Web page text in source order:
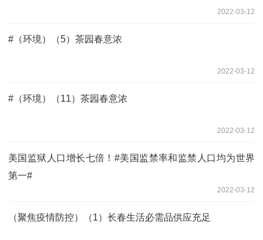
2022-03-12
#（环境）（5）茶园春意浓
2022-03-12
#（环境）（11）茶园春意浓
2022-03-12
美国监狱人口增长七倍！#美国监禁率和监禁人口均为世界
第一#
2022-03-12
（聚焦疫情防控）（1）长春生活必需品供应充足